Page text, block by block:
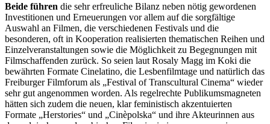
Beide führen die sehr erfreuliche Bilanz neben nötig gewordenen
Investitionen und Erneuerungen vor allem auf die sorgfältige
Auswahl an Filmen, die verschiedenen Festivals und die
besonderen, oft in Kooperation realisierten thematischen Reihen und
Einzelveranstaltungen sowie die Möglichkeit zu Begegnungen mit
Filmschaffenden zurück. So seien laut Rosaly Magg im Koki die
bewährten Formate Cinelatino, die Lesbenfilmtage und natürlich das
Freiburger Filmforum als „Festival of Transcultural Cinema“ wieder
sehr gut angenommen worden. Als regelrechte Publikumsmagneten
hätten sich zudem die neuen, klar feministisch akzentuierten
Formate „Herstories“ und „Cinèpolska“ und ihre Akteurinnen aus